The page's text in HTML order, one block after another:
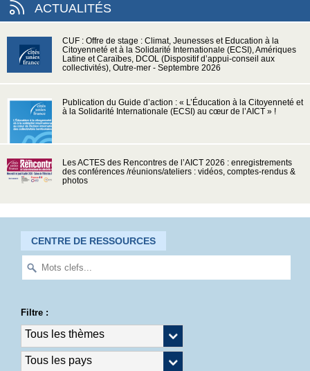
ACTUALITÉS
CUF : Offre de stage : Climat, Jeunesses et Education à la
Citoyenneté et à la Solidarité Internationale (ECSI), Amériques
Latine et Caraïbes, DCOL (Dispositif d’appui-conseil aux
collectivités), Outre-mer - Septembre 2026
Publication du Guide d’action : « L’Éducation à la Citoyenneté et
à la Solidarité Internationale (ECSI) au cœur de l’AICT » !
Les ACTES des Rencontres de l’AICT 2026 : enregistrements
des conférences /réunions/ateliers : vidéos, comptes-rendus &
photos
CENTRE DE RESSOURCES
Filtre :